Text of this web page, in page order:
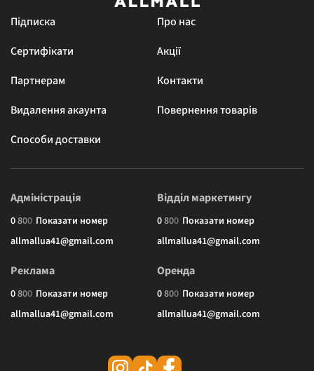
Підписка
Про нас
Сертифікати
Акції
Партнерам
Контакти
Видалення акаунта
Повернення товарів
Способи доставки
Адміністрація
0800 Показати номер
allmallua41@gmail.com
Відділ маркетингу
0800 Показати номер
allmallua41@gmail.com
Реклама
0800 Показати номер
allmallua41@gmail.com
Оренда
0800 Показати номер
allmallua41@gmail.com